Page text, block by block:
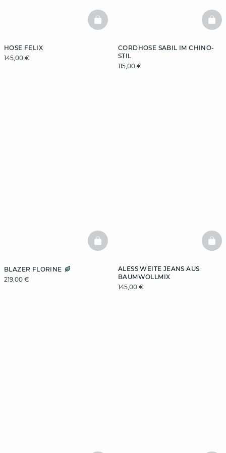
HOSE FELIX
145,00 €
BASKETFULL
CORDHOSE SABIL IM CHINO-
STIL
115,00 €
BLAZER FLORINE
219,00 €
BASKETFULL
ALESS WEITE JEANS AUS
BAUMWOLLMIX
145,00 €